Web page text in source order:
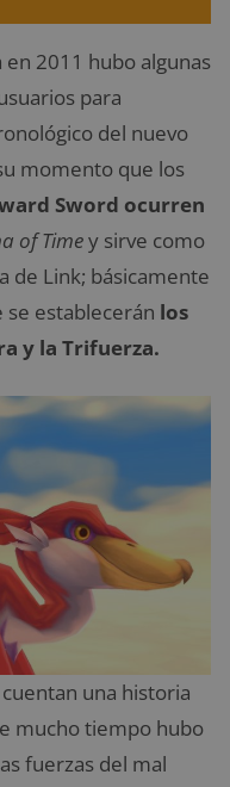
en 2011 hubo algunas
para
del nuevo
momento que los
Sword ocurren
of Timey sirve como
de Link; básicamente
establecerán los
y la Trifuerza.
una historia
mucho tiempo hubo
fuerzas del mal